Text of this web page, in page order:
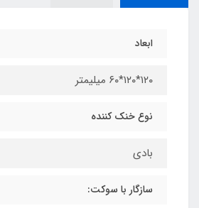
ابعاد
۱۲۰*۱۲۰*۶۰ میلیمتر
نوع خنک کننده
بادی
سازگار با سوکت: